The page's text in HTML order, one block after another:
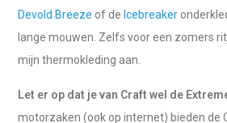
Devold Breeze of de Icebreaker
lange mouwen. Zelfs voor een zomers
mijn thermokleding aan.
Let er op dat je van Craft wel de
motorzaken (ook op internet) bieden de